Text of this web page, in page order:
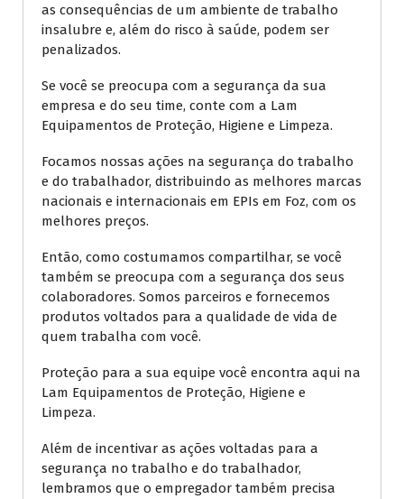
as consequências de um ambiente de trabalho
insalubre e, além do risco à saúde, podem ser
penalizados.
Se você se preocupa com a segurança da sua
empresa e do seu time, conte com a Lam
Equipamentos de Proteção, Higiene e Limpeza.
Focamos nossas ações na segurança do trabalho
e do trabalhador, distribuindo as melhores marcas
nacionais e internacionais em EPIs em Foz, com os
melhores preços.
Então, como costumamos compartilhar, se você
também se preocupa com a segurança dos seus
colaboradores. Somos parceiros e fornecemos
produtos voltados para a qualidade de vida de
quem trabalha com você.
Proteção para a sua equipe você encontra aqui na
Lam Equipamentos de Proteção, Higiene e
Limpeza.
Além de incentivar as ações voltadas para a
segurança no trabalho e do trabalhador,
lembramos que o empregador também precisa